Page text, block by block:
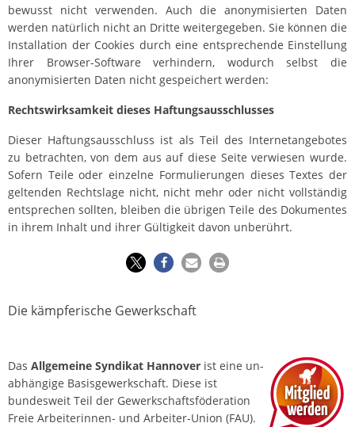
bewusst nicht verwenden. Auch die anonymisierten Daten
werden natürlich nicht an Dritte weitergegeben. Sie können die
Installation der Cookies durch eine entsprechende Einstellung
Ihrer Browser-Software verhindern, wodurch selbst die
anonymisierten Daten nicht gespeichert werden:
Rechtswirksamkeit dieses Haftungsausschlusses
Dieser Haftungsausschluss ist als Teil des Internetangebotes
zu betrachten, von dem aus auf diese Seite verwiesen wurde.
Sofern Teile oder einzelne Formulierungen dieses Textes der
geltenden Rechtslage nicht, nicht mehr oder nicht vollständig
entsprechen sollten, bleiben die übrigen Teile des Dokumentes
in ihrem Inhalt und ihrer Gültigkeit davon unberührt.
Die kämpferische Gewerkschaft
Das Allgemeine Syndikat Hannover ist eine un­
abhängige Basis­gewerkschaft. Diese ist
bundesweit Teil der Gewerkschafts­föderation
Freie Arbeiterinnen- und Arbeiter-Union (FAU).